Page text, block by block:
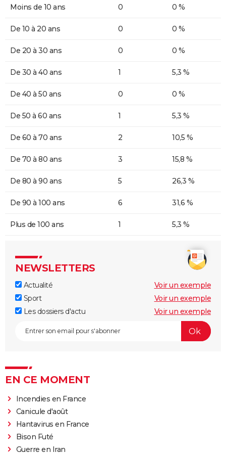
Moins de 10 ans 0 0 %
De 10 à 20 ans 0 0 %
De 20 à 30 ans 0 0 %
De 30 à 40 ans 1 5,3 %
De 40 à 50 ans 0 0 %
De 50 à 60 ans 1 5,3 %
De 60 à 70 ans 2 10,5 %
De 70 à 80 ans 3 15,8 %
De 80 à 90 ans 5 26,3 %
De 90 à 100 ans 6 31,6 %
Plus de 100 ans 1 5,3 %
NEWSLETTERS
Actualité
Voir un exemple
Sport
Voir un exemple
Les dossiers d'actu
Voir un exemple
EN CE MOMENT
Incendies en France
Canicule d'août
Hantavirus en France
Bison Futé
Guerre en Iran